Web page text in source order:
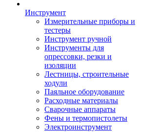
Инструмент
Измерительные приборы и
тестеры
Инструмент ручной
Инструменты для
опрессовки, резки и
изоляции
Лестницы, строительные
ходули
Паяльное оборудование
Расходные материалы
Сварочные аппараты
Фены и термопистолеты
Электроинструмент